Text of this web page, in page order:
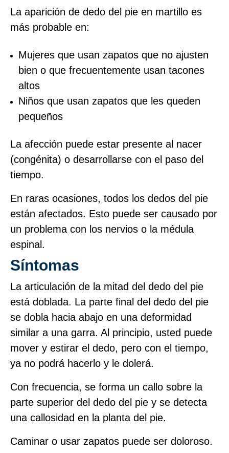
La aparición de dedo del pie en martillo es
más probable en:
Mujeres que usan zapatos que no ajusten
bien o que frecuentemente usan tacones
altos
Niños que usan zapatos que les queden
pequeños
La afección puede estar presente al nacer
(congénita) o desarrollarse con el paso del
tiempo.
En raras ocasiones, todos los dedos del pie
están afectados. Esto puede ser causado por
un problema con los nervios o la médula
espinal.
Síntomas
La articulación de la mitad del dedo del pie
está doblada. La parte final del dedo del pie
se dobla hacia abajo en una deformidad
similar a una garra. Al principio, usted puede
mover y estirar el dedo, pero con el tiempo,
ya no podrá hacerlo y le dolerá.
Con frecuencia, se forma un callo sobre la
parte superior del dedo del pie y se detecta
una callosidad en la planta del pie.
Caminar o usar zapatos puede ser doloroso.